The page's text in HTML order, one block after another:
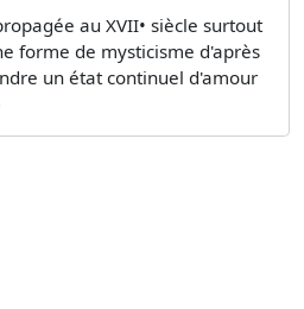
au XVII• siècle surtout
forme de mysticisme d'après
un état continuel d'amour